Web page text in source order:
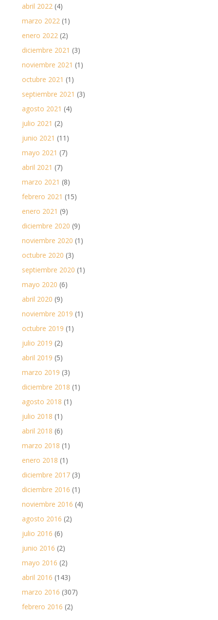
abril 2022(4)
marzo 2022(1)
enero 2022(2)
diciembre 2021 (3)
noviembre 2021 (1)
octubre 2021 (1)
septiembre 2021 (3)
agosto 2021 (4)
julio 2021 (2)
junio 2021 (11)
mayo 2021 (7)
abril 2021 (7)
marzo 2021 (8)
febrero 2021 (15)
enero 2021 (9)
diciembre 2020 (9)
noviembre 2020 (1)
octubre 2020 (3)
septiembre 2020 (1)
mayo 2020 (6)
abril 2020 (9)
noviembre 2019 (1)
octubre 2019 (1)
julio 2019 (2)
abril 2019 (5)
marzo 2019 (3)
diciembre 2018 (1)
agosto 2018 (1)
julio 2018 (1)
abril 2018 (6)
marzo 2018 (1)
enero 2018 (1)
diciembre 2017(3)
diciembre 2016 (1)
noviembre 2016 (4)
agosto 2016 (2)
julio 2016 (6)
junio 2016 (2)
mayo 2016 (2)
abril 2016 (143)
marzo 2016 (307)
febrero 2016 (2)